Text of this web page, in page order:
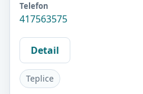
Telefon
417563575
Detail
Teplice